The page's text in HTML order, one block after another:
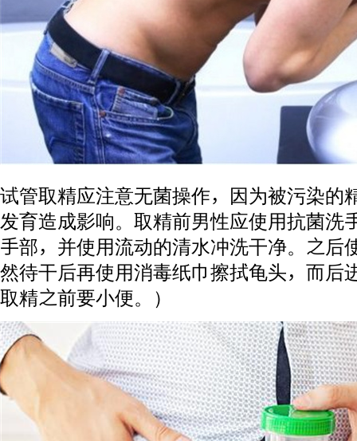
试管取精应注意无菌操作，因为被污染的
发育造成影响。取精前男性应使用抗菌洗
手部，并使用流动的清水冲洗干净。之后
然待干后再使用消毒纸巾擦拭龟头，而后
取精之前要小便。）